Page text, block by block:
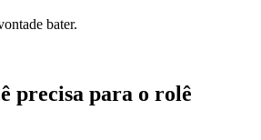
bater.
precisa para o rolê